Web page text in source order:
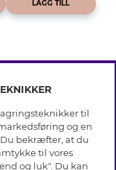
LÄGG TILL
til
og en
bekræfter, at du
til vores
og luk". Du kan